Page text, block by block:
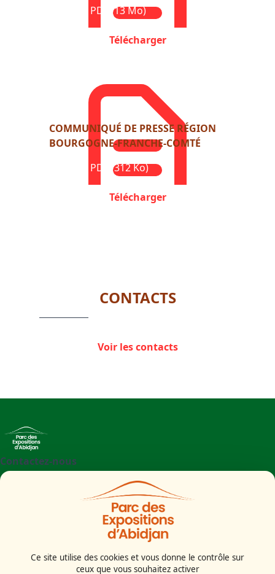
Format : PDF (13 Mo)
Télécharger
COMMUNIQUÉ DE PRESSE RÉGION
BOURGOGNE-FRANCHE-COMTÉ
Format : PDF (312 Ko)
Télécharger
CONTACTS
Voir les contacts
Contactez-nous
Parc des Expositions d'Abidjan - Boulevard de l'aéroport
Ce site utilise des cookies et vous donne le contrôle sur
ceux que vous souhaitez activer